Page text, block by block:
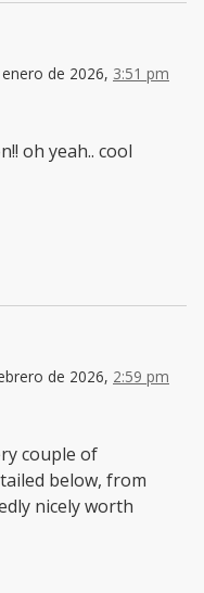
de 2026, 3:51 pm
oh yeah.. cool
de 2026, 2:59 pm
couple of
below, from
nicely worth